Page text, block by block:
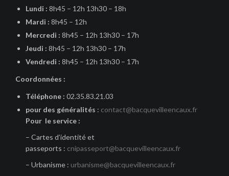
Lundi : 8h45 – 12h 13h30 – 18h
Mardi : 8h45 – 12h
Mercredi : 8h45 – 12h 13h30 – 17h
Jeudi : 8h45 – 12h 13h30 – 17h
Vendredi : 8h45 – 12h 13h30 – 17h
Coordonnées :
Téléphone : 02.35.83.21.03
pour des généralités : contact@bacquevilleencaux.fr
Pour le service :
– Cartes d’identité et
passeports : cnipasseport@bacquevilleencaux.fr
– Urbanisme : urbanisme@bacquevilleencaux.fr